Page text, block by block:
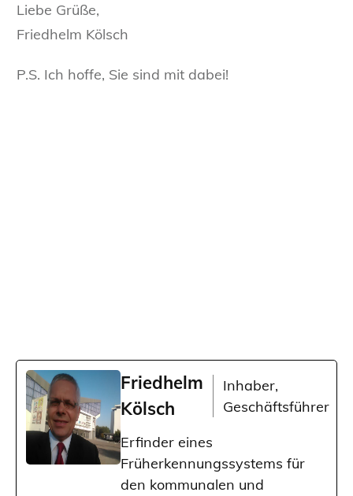
Liebe Grüße,
Friedhelm Kölsch
P.S. Ich hoffe, Sie sind mit dabei!
Friedhelm
Kölsch
Inhaber,
Geschäftsführer
Erfinder eines
Früherkennungssystems für
den kommunalen und